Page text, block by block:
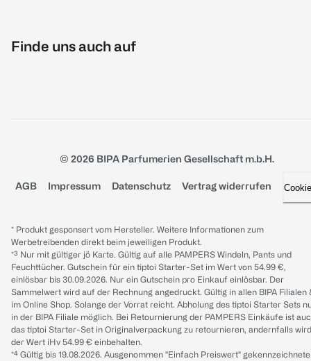
Finde uns auch auf
© 2026 BIPA Parfumerien Gesellschaft m.b.H.
AGB Impressum Datenschutz Vertrag widerrufen
* Produkt gesponsert vom Hersteller. Weitere Informationen zum
Werbetreibenden direkt beim jeweiligen Produkt.
*³ Nur mit gültiger jö Karte. Gültig auf alle PAMPERS Windeln, Pants und
Feuchttücher. Gutschein für ein tiptoi Starter-Set im Wert von 54.99 €,
einlösbar bis 30.09.2026. Nur ein Gutschein pro Einkauf einlösbar. Der
Sammelwert wird auf der Rechnung angedruckt. Gültig in allen BIPA Filialen
im Online Shop. Solange der Vorrat reicht. Abholung des tiptoi Starter Sets
in der BIPA Filiale möglich. Bei Retournierung der PAMPERS Einkäufe ist
das tiptoi Starter-Set in Originalverpackung zu retournieren, andernfalls wird
der Wert iHv 54.99 € einbehalten.
*⁴ Gültig bis 19.08.2026. Ausgenommen "Einfach Preiswert" gekennzeichnete